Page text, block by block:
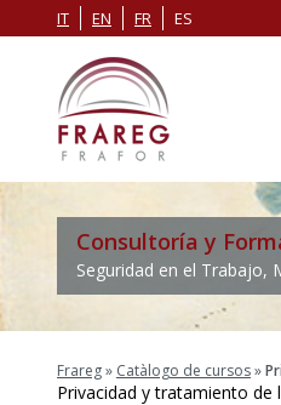
IT EN FR ES
Consultoría y
Seguridad en el Trabajo,
Frareg» Catàlogo de cursos»
Privacidad y tratamiento de